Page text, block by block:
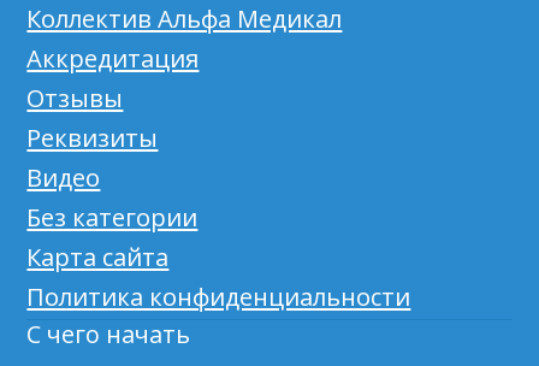
Коллектив Альфа Медикал
Аккредитация
Отзывы
Реквизиты
Видео
Без категории
Карта сайта
Политика конфиденциальности
С чего начать